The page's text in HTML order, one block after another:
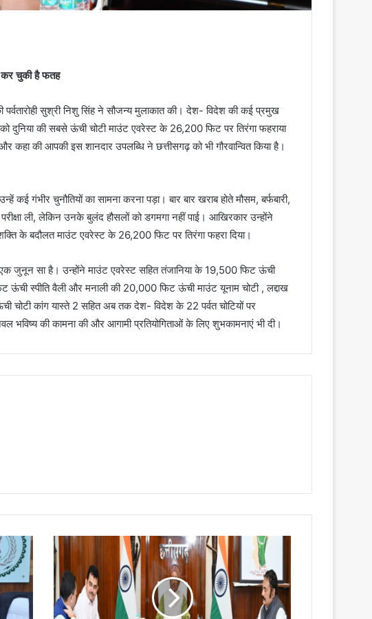
कर चुकी है फतह
पर्वतारोही सुश्री निशु सिंह ने सौजन्य मुलाकात की। देश- विदेश की कई प्रमुख
दुनिया की सबसे ऊंची चोटी माउंट एवरेस्ट के 26,200 फिट पर तिरंगा फहराया
की आपकी इस शानदार उपलब्धि ने छत्तीसगढ़ को भी गौरवान्वित किया है।
कई गंभीर चुनौतियों का सामना करना पड़ा। बार बार खराब होते मौसम, बर्फबारी,
ली, लेकिन उनके बुलंद हौसलों को डगमगा नहीं पाई। आखिरकार उन्होंने
के बदौलत माउंट एवरेस्ट के 26,200 फिट पर तिरंगा फहरा दिया।
एक जुनून सा है। उन्होंने माउंट एवरेस्ट सहित तंजानिया के 19,500 फिट ऊंची
ऊंची स्पीति वैली और मनाली की 20,000 फिट ऊंची माउंट यूनाम चोटी , लद्दाख
कांग यास्ते 2 सहित अब तक देश- विदेश के 22 पर्वत चोटियों पर
की कामना की और आगामी प्रतियोगिताओं के लिए शुभकामनाएं भी दी।